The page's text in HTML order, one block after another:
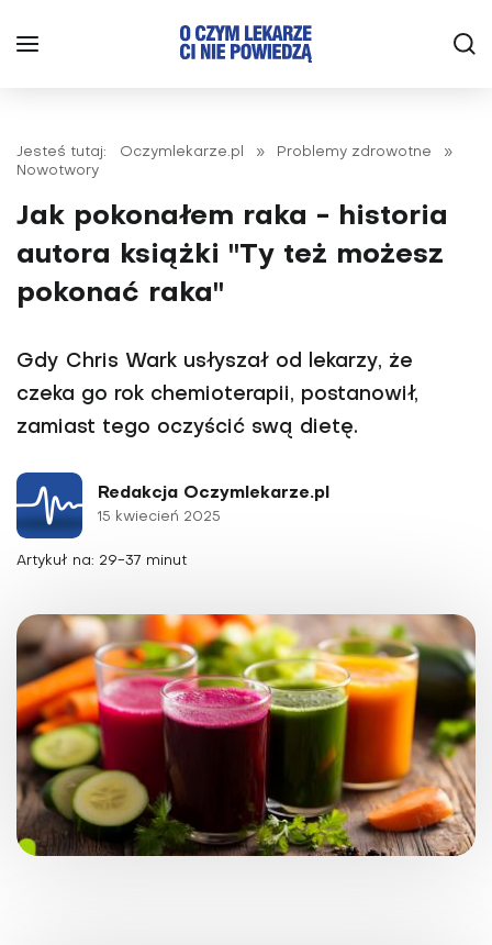
Jesteś tutaj: Oczymlekarze.pl » Problemy zdrowotne
»
Nowotwory
Jak pokonałem raka - historia
autora książki "Ty też możesz
pokonać raka"
Gdy Chris Wark usłyszał od lekarzy, że
czeka go rok chemioterapii, postanowił,
zamiast tego oczyścić swą dietę.
Redakcja Oczymlekarze.pl
15 kwiecień 2025
Artykuł na: 29-37 minut